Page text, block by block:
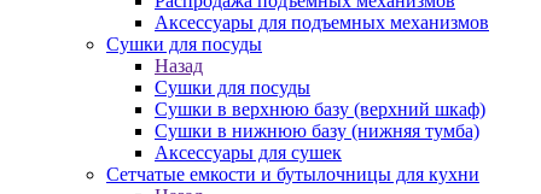
Аксессуары для подъемных механизмов
Сушки для посуды
Назад
Сушки для посуды
Сушки в верхнюю базу (верхний шкаф)
Сушки в нижнюю базу (нижняя тумба)
Аксессуары для сушек
Сетчатые емкости и бутылочницы для кухни